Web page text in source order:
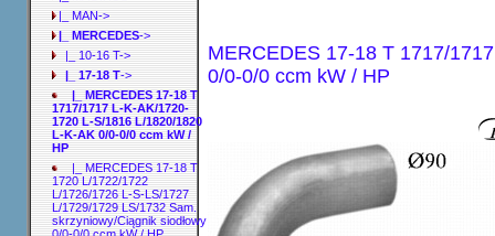
|_ MAN->
|_ MERCEDES->
|_ 10-16 T->
|_ 17-18 T->
|_ MERCEDES 17-18 T
1717/1717 L-K-AK/1720-
1720 L-S/1816 L/1820/1820
L-K-AK 0/0-0/0 ccm kW /
HP
|_ MERCEDES 17-18 T
1720 L/1722/1722
L/1726/1726 L-S-LS/1727
L/1729/1729 LS/1732 Sam.
skrzyniowy/Ciągnik siodłowy
MERCEDES 17-18 T 1717/
0/0-0/0 ccm kW / HP